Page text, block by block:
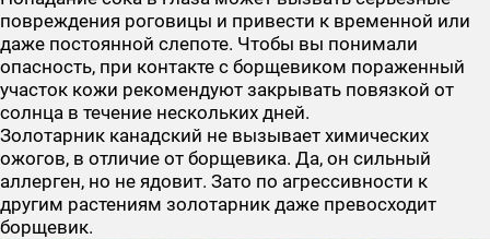
повреждения роговицы и привести к временной или
даже постоянной слепоте. Чтобы вы понимали
опасность, при контакте с борщевиком пораженный
участок кожи рекомендуют закрывать повязкой от
солнца в течение нескольких дней.
Золотарник канадский не вызывает химических
ожогов, в отличие от борщевика. Да, он сильный
аллерген, но не ядовит. Зато по агрессивности к
другим растениям золотарник даже превосходит
борщевик.